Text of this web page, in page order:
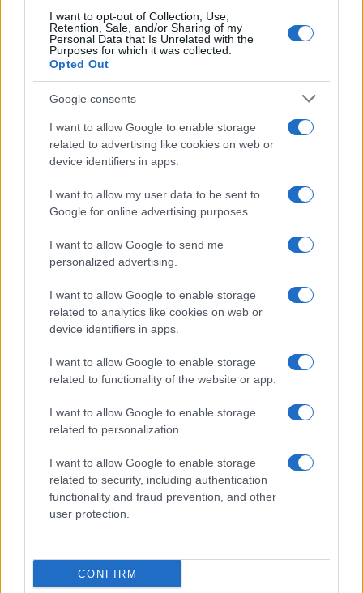
I want to opt-out of Collection, Use,
Retention, Sale, and/or Sharing of my
Personal Data that Is Unrelated with the
Purposes for which it was collected.
Opted Out
Google consents
I want to allow Google to enable storage
related to advertising like cookies on web or
device identifiers in apps.
I want to allow my user data to be sent to
Google for online advertising purposes.
I want to allow Google to send me
personalized advertising.
I want to allow Google to enable storage
related to analytics like cookies on web or
device identifiers in apps.
I want to allow Google to enable storage
related to functionality of the website or app.
I want to allow Google to enable storage
related to personalization.
I want to allow Google to enable storage
related to security, including authentication
functionality and fraud prevention, and other
user protection.
CONFIRM
Tagliato il bonus villette, è stata predisposta una
novità anche sul Sismabonus: previste verifiche
più puntuali per limitare l’agevolazione soltanto
agli edifici effettivamente danneggiati da eventi
sismici. Una cosa è certa: è stato posto un freno al
liberi tutti firmato da Giuseppe Conte e che
pagheremo ancora per diiverso tempo.
Leggi anche:
La mossa di Meloni: meno soldi ai migranti per
darli agli agenti
Gli altri interventi in manovra
Tra gli altri interventi previsti nella manovra c’è da
rialzo
della cedolare sugli affitti brevi al 26 per cento
grandi denari nelle casse dello Stato. Sono stati
rimodulati i fondi stanziati per ilPonte sullo
Strettocon una riduzione degli oneri a carico
di sviluppo e coesione, mentre suicontrattidi
pubblico impiego e forze dell’ordine sono stati